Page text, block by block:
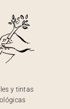
y tintas